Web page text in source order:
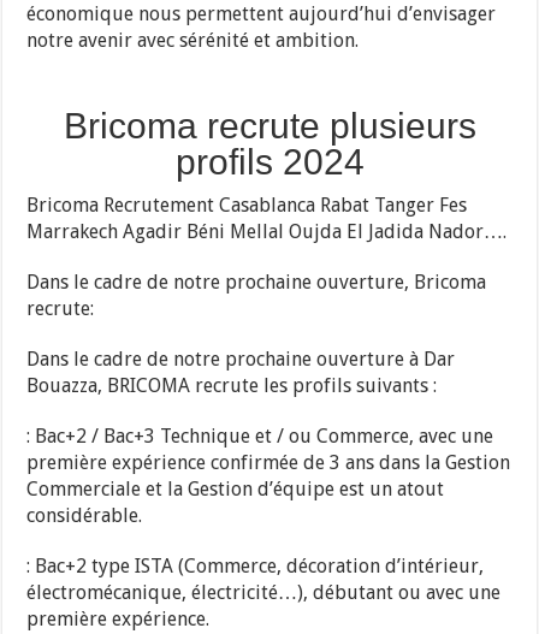
économique nous permettent aujourd’hui d’envisager
notre avenir avec sérénité et ambition.
Bricoma recrute plusieurs
profils 2024
Bricoma Recrutement Casablanca Rabat Tanger Fes
Marrakech Agadir Béni Mellal Oujda El Jadida Nador….
Dans le cadre de notre prochaine ouverture, Bricoma
recrute:
Dans le cadre de notre prochaine ouverture à Dar
Bouazza, BRICOMA recrute les profils suivants :
: Bac+2 / Bac+3 Technique et / ou Commerce, avec une
première expérience confirmée de 3 ans dans la Gestion
Commerciale et la Gestion d’équipe est un atout
considérable.
: Bac+2 type ISTA (Commerce, décoration d’intérieur,
électromécanique, électricité…), débutant ou avec une
première expérience.